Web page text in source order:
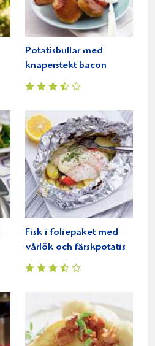
Potatisbullar med
knaperstekt bacon
Fisk i foliepaket med
vårlök och färskpotatis